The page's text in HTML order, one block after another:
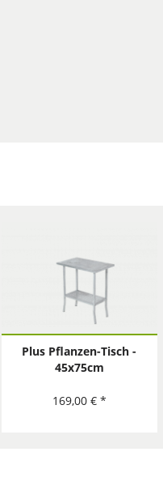
Plus Pflanzen-Tisch -
45x75cm
169,00 € *